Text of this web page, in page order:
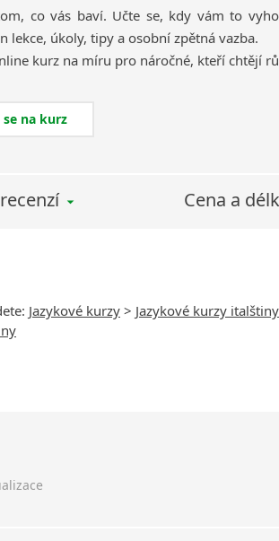
co vás baví. Učte se, kdy vám to
lekce, úkoly, tipy a osobní zpětná vazba.
na kurz
Cena a
Jazykové kurzy > Jazykové kurzy italštiny